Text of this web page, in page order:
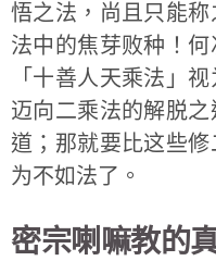
悟之法，尚且只能
法中的焦芽败种！
「十善人天乘法」
迈向二乘法的解脱
道；那就要比这些
为不如法了。
密宗喇嘛教的